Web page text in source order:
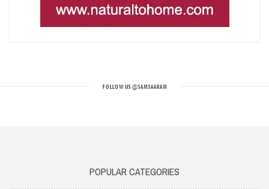
FOLLOW US@SAMSAARAM
POPULAR CATEGORIES